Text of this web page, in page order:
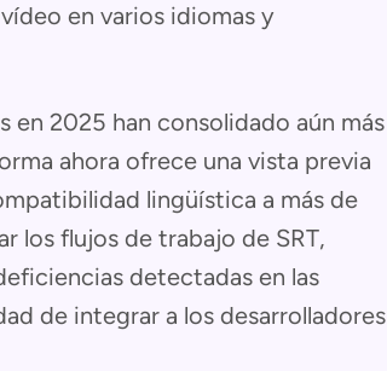
en varios idiomas y
en 2025 han consolidado aún más
ahora ofrece una vista previa
lingüística a más de
los flujos de trabajo de SRT,
detectadas en las
de integrar a los desarrolladores